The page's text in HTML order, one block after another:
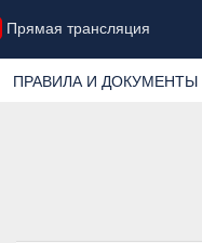
Прямая трансляция
ПРАВИЛА И ДОКУМЕНТЫ